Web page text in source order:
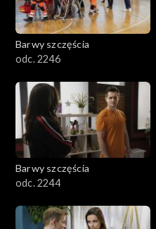
Barwy szczęścia
odc. 2246
Barwy szczęścia
odc. 2244